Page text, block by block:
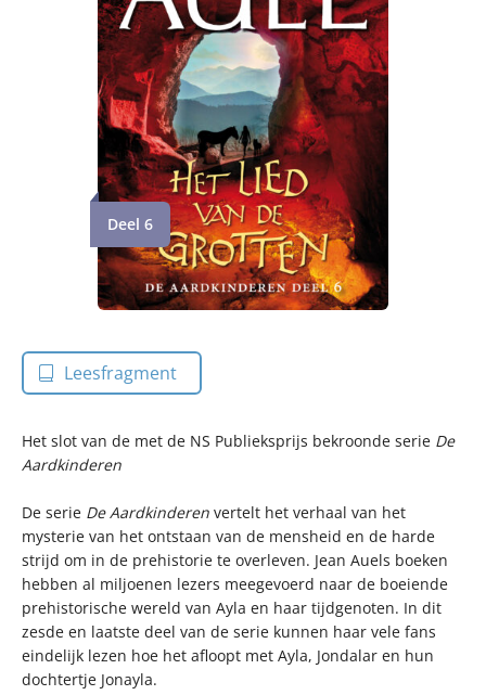
Deel 6
Leesfragment
Het slot van de met de NS Publieksprijs bekroonde serie De
Aardkinderen
De serie De Aardkinderen vertelt het verhaal van het
mysterie van het ontstaan van de mensheid en de harde
strijd om in de prehistorie te overleven. Jean Auels boeken
hebben al miljoenen lezers meegevoerd naar de boeiende
prehistorische wereld van Ayla en haar tijdgenoten. In dit
zesde en laatste deel van de serie kunnen haar vele fans
eindelijk lezen hoe het afloopt met Ayla, Jondalar en hun
dochtertje Jonayla.